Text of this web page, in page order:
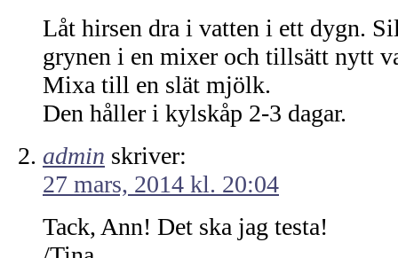
Låt hirsen dra i vatten i ett dygn.
grynen i en mixer och tillsätt nytt
Mixa till en slät mjölk.
Den håller i kylskåp 2-3 dagar.
admin skriver:
27 mars, 2014 kl. 20:04
Tack, Ann! Det ska jag testa!